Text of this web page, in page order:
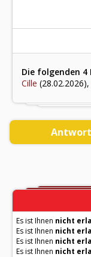
Die folgenden
Cille (28.02.2026),
Antwort
Es ist Ihnen nicht
Es ist Ihnen nicht
Es ist Ihnen nicht
Es ist Ihnen nicht